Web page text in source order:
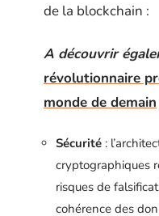
de la blockchain :
A découvrir
révolutionnaire
monde de demain
Sécurité :
cryptographiques
risques de
cohérence des